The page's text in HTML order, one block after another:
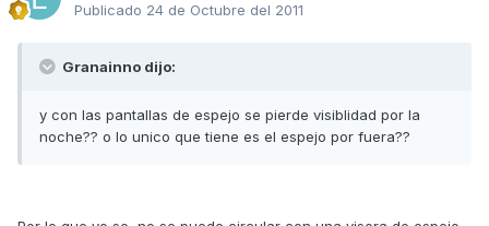
Publicado 24 de Octubre del 2011
Granainno dijo:
y con las pantallas de espejo se pierde visiblidad por la
noche?? o lo unico que tiene es el espejo por fuera??